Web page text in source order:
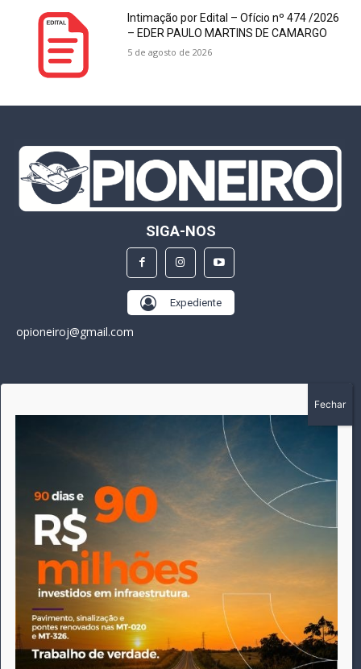
Intimação por Edital – Ofício nº 474 /2026
– EDER PAULO MARTINS DE CAMARGO
5 de agosto de 2026
SIGA-NOS
Expediente
opioneiroj@gmail.com
A história do Pioneiro inicia em fevereiro de 2005 em
Canarana - MT, na época, como um jornal impresso semanal,
que chegou a possuir mil assinantes. Durante 15 anos, foram
publicadas 691 edições que narraram os acontecimentos
políticos, policiais e cotidianos de Canarana e região. Fiel a sua
origem, pautado sempre pela busca incessante da
imparcialidade, faz jus a sua logo, com o característico "avião
da praça" de Canarana, sendo o símbolo do
comprometimento deste veículo de comunicação com o
relato dos fatos neste município. Em 06 de dezembro de 2019
circulou a última edição impressa do jornal, que desde então
tem veiculação exclusivamente online.